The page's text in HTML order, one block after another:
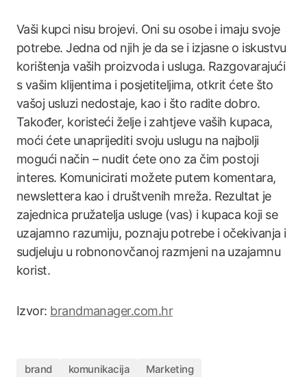
Vaši kupci nisu brojevi. Oni su osobe i imaju svoje
potrebe. Jedna od njih je da se i izjasne o iskustvu
korištenja vaših proizvoda i usluga. Razgovarajući
s vašim klijentima i posjetiteljima, otkrit ćete što
vašoj usluzi nedostaje, kao i što radite dobro.
Također, koristeći želje i zahtjeve vaših kupaca,
moći ćete unaprijediti svoju uslugu na najbolji
mogući način – nudit ćete ono za čim postoji
interes. Komunicirati možete putem komentara,
newslettera kao i društvenih mreža. Rezultat je
zajednica pružatelja usluge (vas) i kupaca koji se
uzajamno razumiju, poznaju potrebe i očekivanja i
sudjeluju u robnonovčanoj razmjeni na uzajamnu
korist.
Izvor: brandmanager.com.hr
brand komunikacija Marketing